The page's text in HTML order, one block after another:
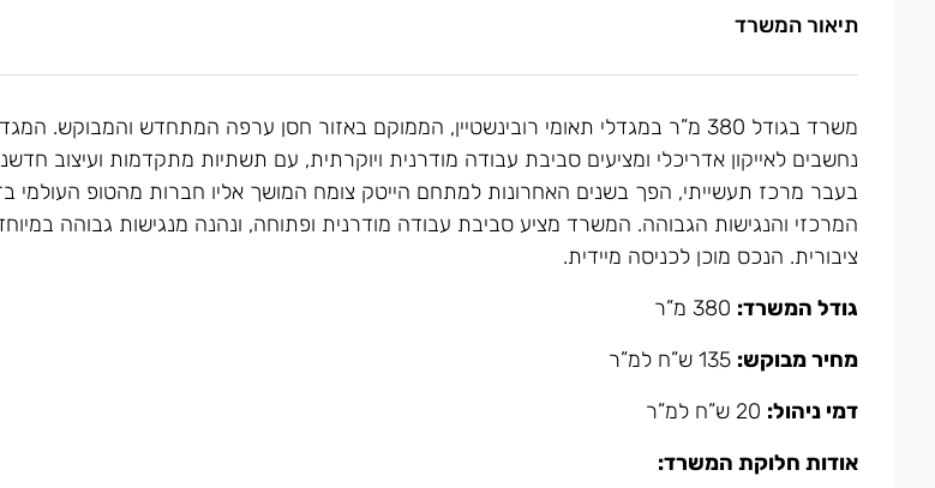
תיאור המשרד
משרד בגודל 380 מ”ר במגדלי תאומי רובינשטיין, הממוקם באזור חסן ערפה המתחדש והמבוקש.
נחשבים לאייקון אדריכלי ומציעים סביבת עבודה מודרנית ויוקרתית, עם תשתיות מתקדמות ועיצוב
בעבר מרכז תעשייתי, הפך בשנים האחרונות למתחם הייטק צומח המושך אליו חברות מהטופ העולמי
המרכזי והנגישות הגבוהה. המשרד מציע סביבת עבודה מודרנית ופתוחה, ונהנה מנגישות גבוהה
ציבורית. הנכס מוכן לכניסה מיידית.
גודל המשרד:
מחיר מבוקש:
דמי ניהול:
אודות חלוקת המשרד: